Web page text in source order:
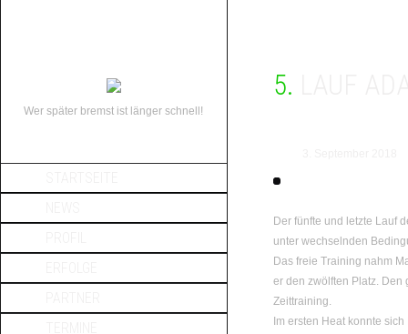
Wer später bremst ist länger schnell!
Der fünfte und letzte Lauf
unter wechselnden
Das freie Training nahm
er den zwölften Platz.
Zeittraining.
Im ersten Heat konnte